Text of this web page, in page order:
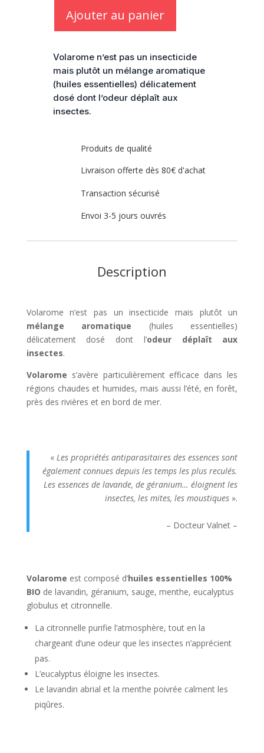
Lotion
protectrice
Ajouter au panier
Volarome n’est pas un insecticide
mais plutôt un mélange aromatique
(huiles essentielles) délicatement
dosé dont l’odeur déplaît aux
insectes.
Produits de qualité
Livraison offerte dès 80€ d'achat
Transaction sécurisé
Envoi 3-5 jours ouvrés
Description
Volarome n’est pas un insecticide mais plutôt un
mélange aromatique (huiles essentielles)
délicatement dosé dont l’odeur déplaît aux
insectes.
Volarome s’avère particulièrement efficace dans les
régions chaudes et humides, mais aussi l’été, en forêt,
près des rivières et en bord de mer.
«Les propriétés antiparasitaires des essences sont
également connues depuis les temps les plus reculés.
Les essences de lavande, de géranium… éloignent les
insectes, les mites, les moustiques ».
– Docteur Valnet –
Volarome est composé d’huiles essentielles 100%
BIO de lavandin, géranium, sauge, menthe, eucalyptus
globulus et citronnelle.
La citronnelle purifie l’atmosphère, tout en la
chargeant d’une odeur que les insectes n’apprécient
pas.
L’eucalyptus éloigne les insectes.
Le lavandin abrial et la menthe poivrée calment les
piqûres.